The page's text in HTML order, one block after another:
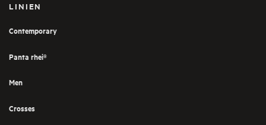
LINIEN
Contemporary
Panta rhei®
Men
Crosses